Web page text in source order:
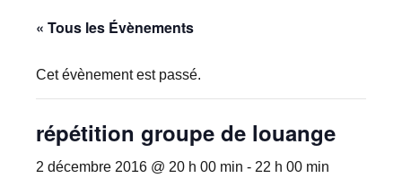
« Tous les Évènements
Cet évènement est passé.
répétition groupe de louange
2 décembre 2016 @ 20 h 00 min - 22 h 00 min